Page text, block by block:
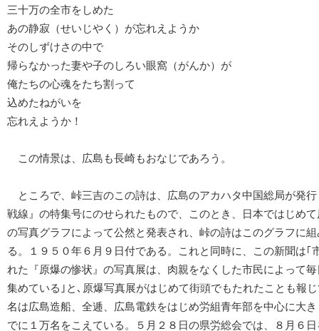
三十万の全市をしめた
あの静寂（せいじやく）が忘れえようか
そのしずけさの中で
帰らなかった妻や子のしろい眼窩（がんか）が
俺たちの心魂をたち割って
込めたねがいを
忘れえようか！
この情景は、広島も長崎もおなじであろう。
ところで、峠三吉のこの詩は、広島のアカハタ中国総局が発
戦線』の特集号にのせられたもので、このとき、日本ではじめ
の写真グラフによって公然と発表され、峠の詩はこのグラフに
る。１９５０年６月９日付である。これと同時に、この新聞は｢
れた『原爆の惨状』の写真展は、肉親をなくした市民によって
集めている｣と､原爆写真展がはじめて街頭でもたれたことも報
名は広島造船、全逓、広島電鉄をはじめ労組青年部を中心に大
でに１万名をこえている。５月２８日の県労総会では、８月６